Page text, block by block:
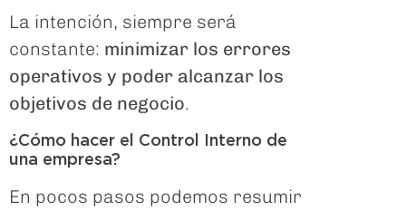
La intención, siempre será
constante: minimizar los errores
operativos y poder alcanzar los
objetivos de negocio.
¿Cómo hacer el Control Interno de
una empresa?
En pocos pasos podemos resumir